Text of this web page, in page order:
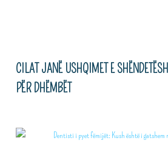
CILAT JANË USHQIMET E
PËR DHËMBËT